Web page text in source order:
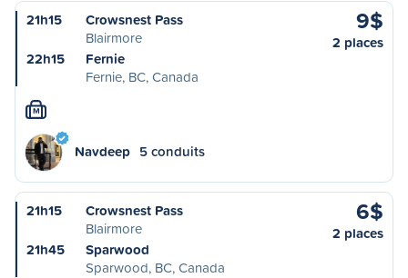
21h15
Crowsnest Pass
Blairmore
22h15
Fernie
Fernie, BC, Canada
9$
2 places
M
Navdeep 5 conduits
21h15
Crowsnest Pass
Blairmore
21h45
Sparwood
Sparwood, BC, Canada
6$
2 places